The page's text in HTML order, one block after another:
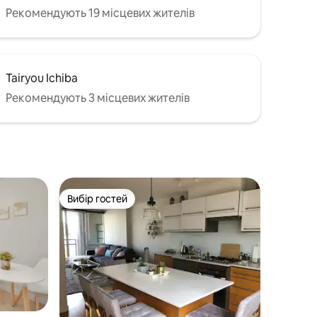
Рекомендують 19 місцевих жителів
Tairyou Ichiba
Рекомендують 3 місцевих жителів
Вибір гостей
Вибір гостей